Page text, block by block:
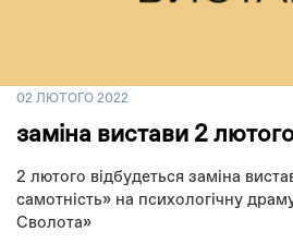
02 ЛЮТОГО 2022
заміна вистави 2
2 лютого відбудеться заміна
самотність» на психологічну
Сволота»